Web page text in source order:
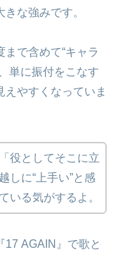
な強みです。
で含めて“キャラ
単に振付をこなす
やすくなっていま
役としてそこに立
しに“上手い”と感
いる気がするよ。
17 AGAIN』で歌と